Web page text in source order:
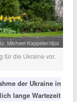
Michael Kappeler/dpa
für die Ukraine vor.
der Ukraine in
lange Wartezeit